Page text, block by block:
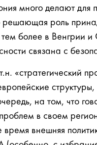
много делают для
роль
более в Венгрии и
связана с
«стратегический
на том, что
в своем
внешняя